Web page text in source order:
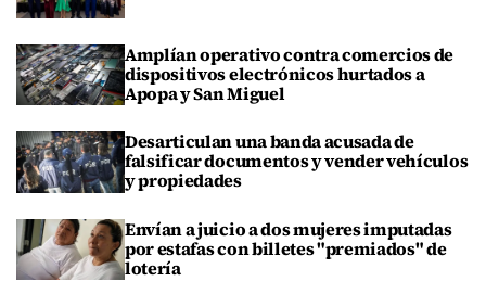
Amplían operativo contra comercios de
dispositivos electrónicos hurtados a
Apopa y San Miguel
Desarticulan una banda acusada de
falsificar documentos y vender vehículos
y propiedades
Envían a juicio a dos mujeres imputadas
por estafas con billetes "premiados" de
lotería